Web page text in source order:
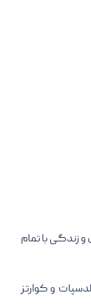
زندگی با تمام
کائولن، فلدسپات و کوارتز